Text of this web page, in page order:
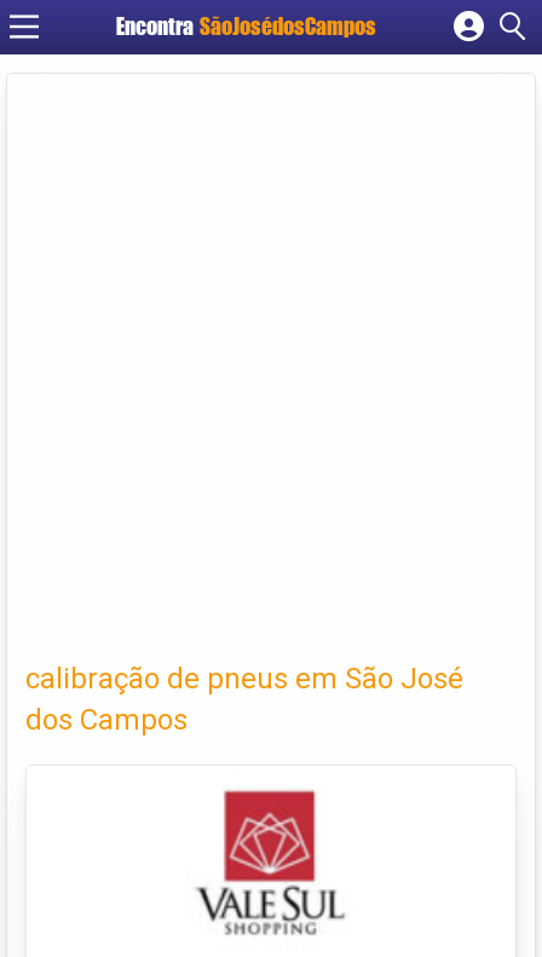
Encontra SãoJosédosCampos
Cadastrar empresa
calibração de pneus em São José
dos Campos